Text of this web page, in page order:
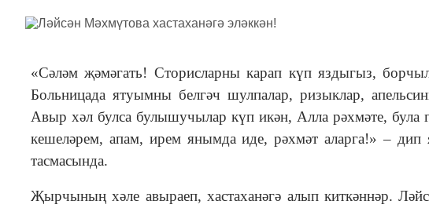
«Сәләм җәмәгать! Сторисларны карап күп яздыгыз,
Больницада ятуымны белгәч шулпалар, ризыклар,
Авыр хәл булса булышучылар күп икән, Алла рәхмәте,
кешеләрем, апам, ирем янымда иде, рәхмәт аларга!» –
тасмасында.
Җырчының хәле авыраеп, хастаханәгә алып киткәннәр.